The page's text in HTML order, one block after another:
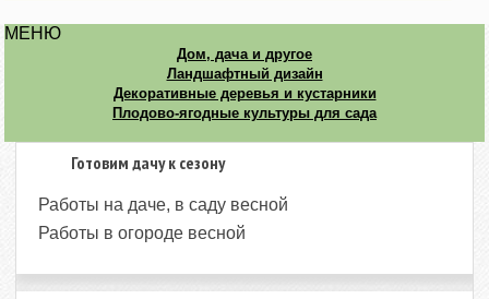
МЕНЮ
Дом, дача и другое
Ландшафтный дизайн
Декоративные деревья и кустарники
Плодово-ягодные культуры для сада
Готовим дачу к сезону
Работы на даче, в саду весной
Работы в огороде весной